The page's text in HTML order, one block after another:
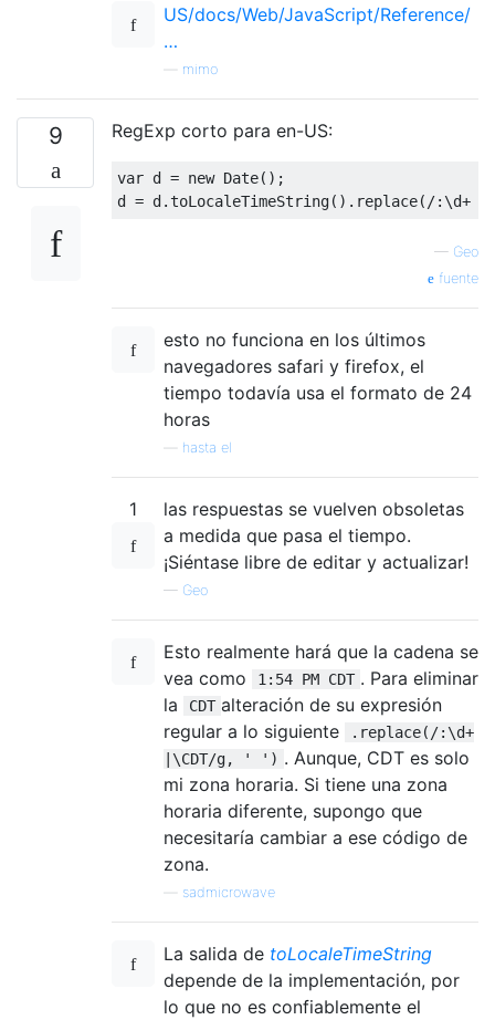
US/docs/Web/JavaScript/Reference/
…
mimo
9 RegExp corto para en-US:
var d = new Date();
d = d.toLocaleTimeString(). replace( /:\d+ /
— Geo
fuente
esto no funciona en los últimos
navegadores safari y firefox, el
tiempo todavía usa el formato de 24
horas
hasta el
1
las respuestas se vuelven obsoletas
a medida que pasa el tiempo.
¡Siéntase libre de editar y actualizar!
— Geo
Esto realmente hará que la cadena se
vea como
1:54 PM CDT . Para eliminar
la
CDT alteración de su expresión
regular a lo siguiente
.replace(/:\d+
|\CDT/g, ' ') . Aunque, CDT es solo
mi zona horaria. Si tiene una zona
horaria diferente, supongo que
necesitaría cambiar a ese código de
zona.
sadmicrowave
La salida de toLocaleTimeString
depende de la implementación, por
lo que no es confiablemente el